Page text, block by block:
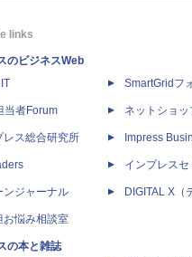
links
のビジネスWeb
当者Forum
レス総合研究所
ンジャーナル
お悩み相談室
の本と雑誌
SmartGridフ
ネットショ
Impress
インプレスセ
DIGITAL X（